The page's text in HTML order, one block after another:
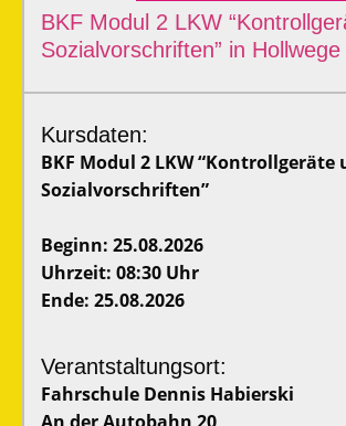
BKF Modul 2 LKW
Sozialvorschriften” in Hollwege
Kursdaten:
BKF Modul 2 LKW “Kontrollgeräte
Sozialvorschriften”
Beginn: 25.08.2026
Uhrzeit: 08:30 Uhr
Ende: 25.08.2026
Verantstaltungsort:
Fahrschule Dennis Habierski